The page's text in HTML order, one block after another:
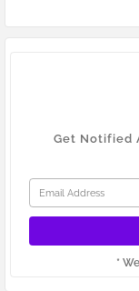
Get Notified
*